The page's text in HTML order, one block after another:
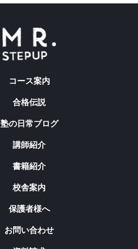
コース案内
合格伝説
塾の日常ブログ
講師紹介
書籍紹介
校舎案内
保護者様へ
お問い合わせ